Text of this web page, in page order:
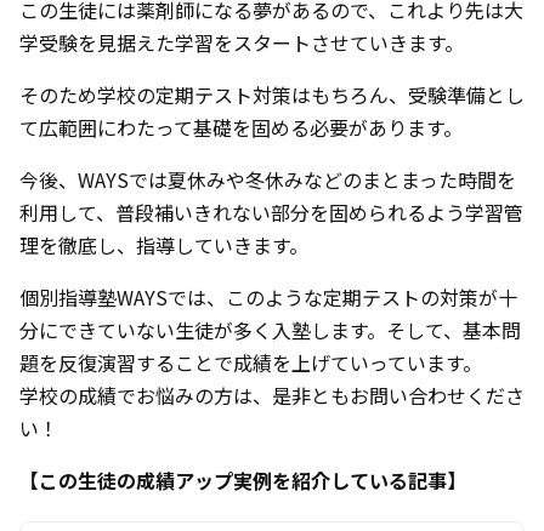
この生徒には薬剤師になる夢があるので、これより先は大
学受験を見据えた学習をスタートさせていきます。
そのため学校の定期テスト対策はもちろん、受験準備とし
て広範囲にわたって基礎を固める必要があります。
今後、WAYSでは夏休みや冬休みなどのまとまった時間を
利用して、普段補いきれない部分を固められるよう学習管
理を徹底し、指導していきます。
個別指導塾WAYSでは、このような定期テストの対策が十
分にできていない生徒が多く入塾します。そして、基本問
題を反復演習することで成績を上げていっています。
学校の成績でお悩みの方は、是非ともお問い合わせくださ
い！
【この生徒の成績アップ実例を紹介している記事】